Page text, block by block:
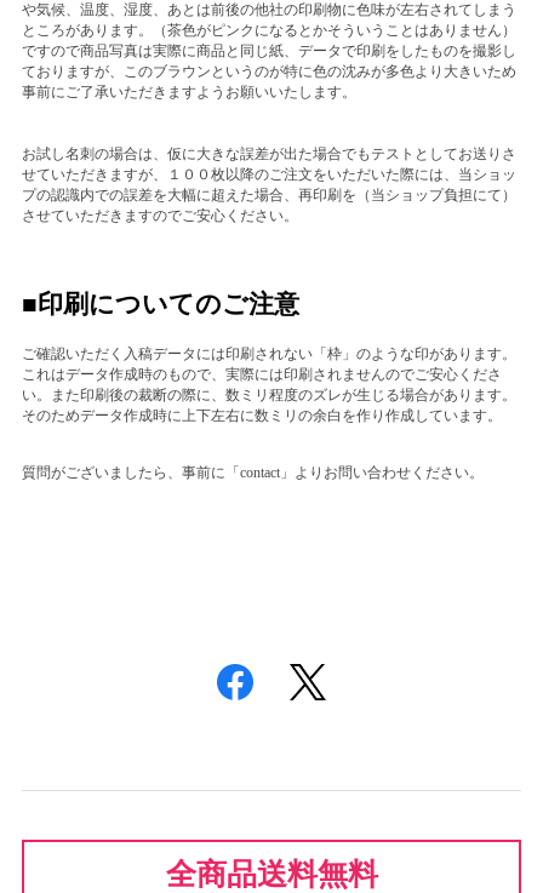
や気候、温度、湿度、あとは前後の他社の印刷物に色味が左右されてしまう
ところがあります。（茶色がピンクになるとかそういうことはありません）
ですので商品写真は実際に商品と同じ紙、データで印刷をしたものを撮影し
ておりますが、このブラウンというのが特に色の沈みが多色より大きいため
事前にご了承いただきますようお願いいたします。
お試し名刺の場合は、仮に大きな誤差が出た場合でもテストとしてお送りさ
せていただきますが、１００枚以降のご注文をいただいた際には、当ショッ
プの認識内での誤差を大幅に超えた場合、再印刷を（当ショップ負担にて）
させていただきますのでご安心ください。
■印刷についてのご注意
ご確認いただく入稿データには印刷されない「枠」のような印があります。
これはデータ作成時のもので、実際には印刷されませんのでご安心くださ
い。また印刷後の裁断の際に、数ミリ程度のズレが生じる場合があります。
そのためデータ作成時に上下左右に数ミリの余白を作り作成しています。
質問がございましたら、事前に「contact」よりお問い合わせください。
全商品送料無料